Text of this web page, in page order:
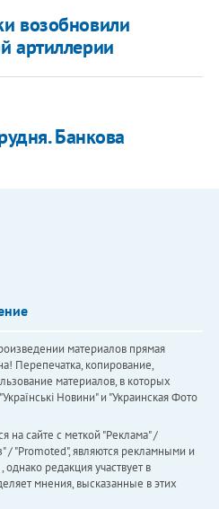
возобновили
артиллерии
Банкова
материалов прямая
Перепечатка, копирование,
материалов, в которых
Новини" и "Украинская Фото
на сайте с меткой "Реклама" /
/ "Promoted", являются рекламными и
редакция участвует в
мнения, высказанные в этих